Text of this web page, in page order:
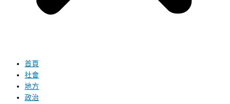
首頁
社會
地方
政治